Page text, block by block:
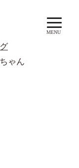
MENU
ゃん